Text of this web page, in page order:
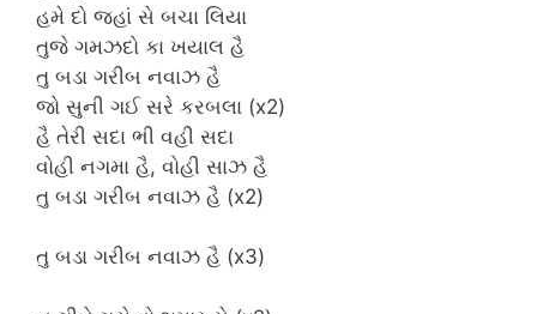
હમે દો જહાં સે બચા લિયા
તુજે ગમઝદો કા ખયાલ હૈ
તુ બડા ગરીબ નવાઝ હૈ
જો સુની ગઈ સરે કરબલા (x2)
હૈ તેરી સદા ભી વહી સદા
વોહી નગમા હૈ, વોહી સાઝ હૈ
તુ બડા ગરીબ નવાઝ હૈ (x2)
તુ બડા ગરીબ નવાઝ હૈ (x3)